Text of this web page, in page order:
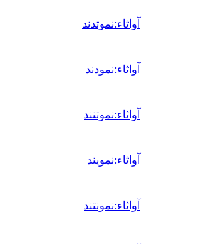
آواثاء:نموتدند
آواثاء:نمودند
آواثاء:نموتنند
آواثاء:نمویند
آواثاء:نمونتند